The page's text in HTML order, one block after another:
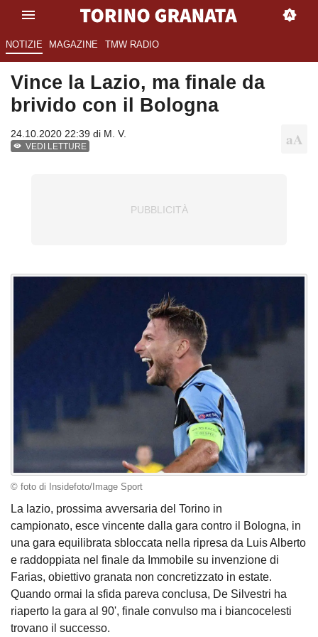
NOTIZIE MAGAZINE TMW RADIO
Vince la Lazio, ma finale da
brivido con il Bologna
24.10.2020 22:39 di M. V.
VEDI LETTURE
© foto di Insidefoto/Image Sport
La lazio, prossima avversaria del Torino in
campionato, esce vincente dalla gara contro il Bologna, in
una gara equilibrata sbloccata nella ripresa da Luis Alberto
e raddoppiata nel finale da Immobile su invenzione di
Farias, obiettivo granata non concretizzato in estate.
Quando ormai la sfida pareva conclusa, De Silvestri ha
riaperto la gara al 90', finale convulso ma i biancocelesti
trovano il successo.